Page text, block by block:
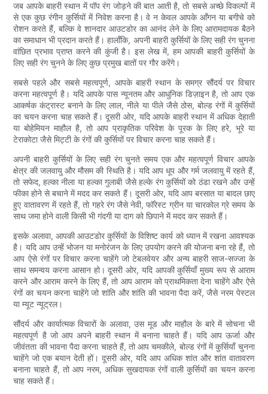
जब आपके बाहरी स्थान में पॉप रंग जोड़ने की बात आती है, तो सबसे अच्छे विकल्पों में
से एक कुछ रंगीन कुर्सियों में निवेश करना है। वे न केवल आपके आँगन या बगीचे को
रोशन करते हैं, बल्कि वे शानदार आउटडोर का आनंद लेने के लिए आरामदायक बैठने
का समाधान भी प्रदान करते हैं। हालाँकि, अपनी बाहरी कुर्सियों के लिए सही रंग चुनना
वांछित प्रभाव प्राप्त करने की कुंजी है। इस लेख में, हम आपकी बाहरी कुर्सियों के
लिए सही रंग चुनने के लिए कुछ प्रमुख बातों पर गौर करेंगे।
सबसे पहले और सबसे महत्वपूर्ण, आपके बाहरी स्थान के समग्र सौंदर्य पर विचार
करना महत्वपूर्ण है। यदि आपके पास न्यूनतम और आधुनिक डिज़ाइन है, तो आप एक
आकर्षक कंट्रास्ट बनाने के लिए लाल, नीले या पीले जैसे ठोस, बोल्ड रंगों में कुर्सियों
का चयन करना चाह सकते हैं। दूसरी ओर, यदि आपके बाहरी स्थान में अधिक देहाती
या बोहेमियन माहौल है, तो आप प्राकृतिक परिवेश के पूरक के लिए हरे, भूरे या
टेराकोटा जैसे मिट्टी के रंगों की कुर्सियों पर विचार करना चाह सकते हैं।
अपनी बाहरी कुर्सियों के लिए सही रंग चुनते समय एक और महत्वपूर्ण विचार आपके
क्षेत्र की जलवायु और मौसम की स्थिति है। यदि आप धूप और गर्म जलवायु में रहते हैं,
तो सफेद, हल्का नीला या हल्का गुलाबी जैसे हल्के रंग कुर्सियों को ठंडा रखने और उन्हें
फीका होने से बचाने में मदद कर सकते हैं। दूसरी ओर, यदि आप बरसात या बादल छाए
हुए वातावरण में रहते हैं, तो गहरे रंग जैसे नेवी, फॉरेस्ट ग्रीन या चारकोल ग्रे समय के
साथ जमा होने वाली किसी भी गंदगी या दाग को छिपाने में मदद कर सकते हैं।
इसके अलावा, आपकी आउटडोर कुर्सियों के विशिष्ट कार्य को ध्यान में रखना आवश्यक
है। यदि आप उन्हें भोजन या मनोरंजन के लिए उपयोग करने की योजना बना रहे हैं, तो
आप ऐसे रंगों पर विचार करना चाहेंगे जो टेबलवेयर और अन्य बाहरी साज-सज्जा के
साथ समन्वय करना आसान हो। दूसरी ओर, यदि आपकी कुर्सियाँ मुख्य रूप से आराम
करने और आराम करने के लिए हैं, तो आप आराम को प्राथमिकता देना चाहेंगे और ऐसे
रंगों का चयन करना चाहेंगे जो शांति और शांति की भावना पैदा करें, जैसे नरम पेस्टल
या म्यूट न्यूट्रल।
सौंदर्य और कार्यात्मक विचारों के अलावा, उस मूड और माहौल के बारे में सोचना भी
महत्वपूर्ण है जो आप अपने बाहरी स्थान में बनाना चाहते हैं। यदि आप ऊर्जा और
जीवंतता की भावना पैदा करना चाहते हैं, तो आप चमकीले, बोल्ड रंगों में कुर्सियाँ चुनना
चाहेंगे जो एक बयान देती हों। दूसरी ओर, यदि आप अधिक शांत और शांत वातावरण
बनाना चाहते हैं, तो आप नरम, अधिक सुखदायक रंगों वाली कुर्सियों का चयन करना
चाह सकते हैं।